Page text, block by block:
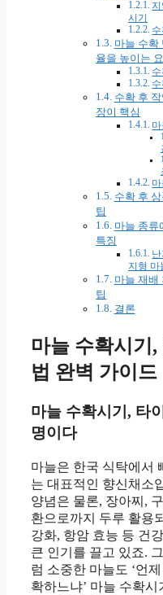
시기
마늘 수확
율을 높이는
수확 후
장이 핵심
수확 후
팁
마늘 종류
특징
지형 마
마늘 재배
팁
결론
마늘 수확시기,
법 완벽 가이드
마늘 수확시기, 타
명이다
마늘은 한국 식탁에서
는 대표적인 향신채소
양념은 물론, 장아찌,
환으로까지 두루 활용
강화, 항암 효능 등 건
큰 인기를 끌고 있죠.
럼 소중한 마늘도 ‘언
확하느냐’ 마늘 수확시